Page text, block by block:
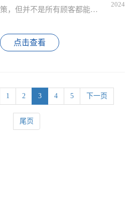
策，但并不是所有顾客都能如
到了不退款的情况，可以采取
以下措施：
点击查看
2024
1 2 3 4 5 下一页
尾页